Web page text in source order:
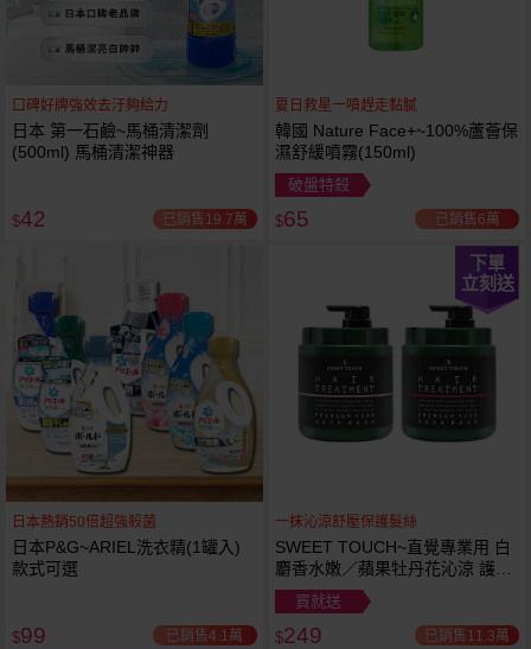
口碑好牌強效去汙夠給力
日本 第一石鹼~馬桶清潔劑
(500ml) 馬桶清潔神器
$42 已銷售19.7萬
夏日救星一噴趕走黏膩
韓國 Nature Face+~100%蘆薈保
濕舒緩噴霧(150ml)
破盤特殺
$65 已銷售6萬
日本熱銷50倍超強殺菌
日本P&G~ARIEL洗衣精(1罐入)
款式可選
$99 已銷售4.1萬
下單
立刻送
一抹沁涼舒壓保護髮絲
SWEET TOUCH~直覺專業用 白
麝香水嫩／蘋果牡丹花沁涼 護髮
膜(1000ml) 款式可選 全新包裝
買就送
$249 已銷售11.3萬